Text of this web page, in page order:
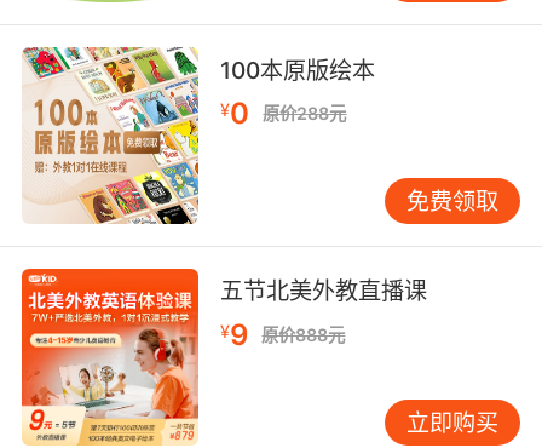
成《世界上最美的儿童歌曲绘本》的精华版本。
该系列部分图书获获法国国家图书中心资助，
还获得了包括法国女巫大奖（PrixSorcières，法
国非常重要的少儿出版物奖项之一）、瑞士青少
年与媒体研究院颁发的Ricochet最受喜欢音乐
奖、法国AcadémieCharles Cros最受喜爱歌曲
国最知名音乐奖项之一）、西班牙文化部最美图
书一等奖、法国国民议会奖、国家家庭教育出版
金奖等重要奖项。
本册书精选了犹太、斯拉夫、非洲、中东（波
斯）、大中华、非洲等世界重要文明发源地经久
100本原版绘本
¥0 原价288元
免费领取
五节北美外教直播课
¥9 原价888元
立即购买